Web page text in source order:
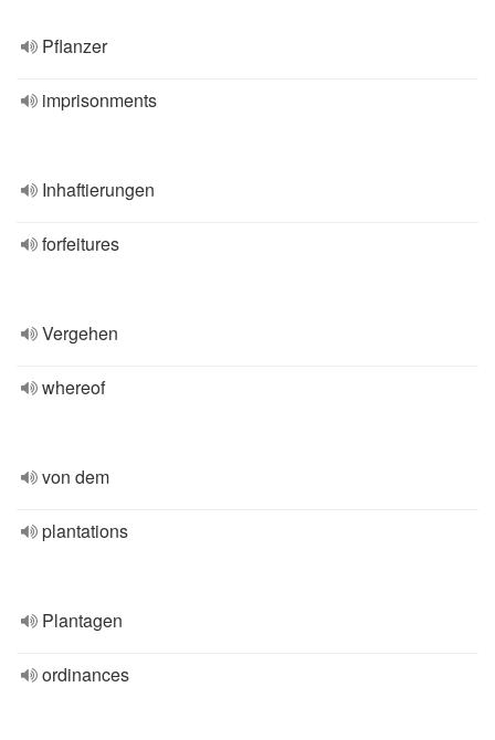
Pflanzer
imprisonments
Inhaftierungen
forfeitures
Vergehen
whereof
von dem
plantations
Plantagen
ordinances